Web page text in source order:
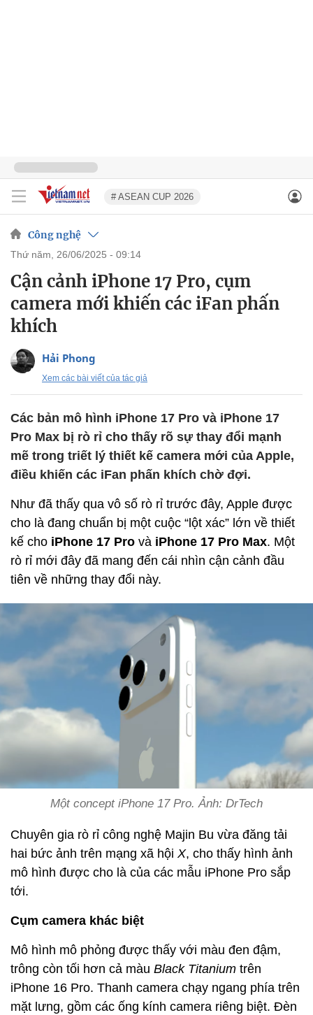
# ASEAN CUP 2026
Công nghệ
thứ năm, 26/06/2025 - 09:14
Cận cảnh iPhone 17 Pro, cụm
camera mới khiến các iFan phấn
khích
Hải Phong
Xem các bài viết của tác giả
Các bản mô hình iPhone 17 Pro và iPhone 17
Pro Max bị rò rỉ cho thấy rõ sự thay đổi mạnh
mẽ trong triết lý thiết kế camera mới của Apple,
điều khiến các iFan phấn khích chờ đợi.
Như đã thấy qua vô số rò rỉ trước đây, Apple được
cho là đang chuẩn bị một cuộc “lột xác” lớn về thiết
kế cho iPhone 17 Pro và iPhone 17 Pro Max. Một
rò rỉ mới đây đã mang đến cái nhìn cận cảnh đầu
tiên về những thay đổi này.
Một concept iPhone 17 Pro. Ảnh: DrTech
Chuyên gia rò rỉ công nghệ Majin Bu vừa đăng tải
hai bức ảnh trên mạng xã hội X, cho thấy hình ảnh
mô hình được cho là của các mẫu iPhone Pro sắp
tới.
Cụm camera khác biệt
Mô hình mô phỏng được thấy với màu đen đậm,
trông còn tối hơn cả màu Black Titanium trên
iPhone 16 Pro. Thanh camera chạy ngang phía trên
mặt lưng, gồm các ống kính camera riêng biệt. Đèn